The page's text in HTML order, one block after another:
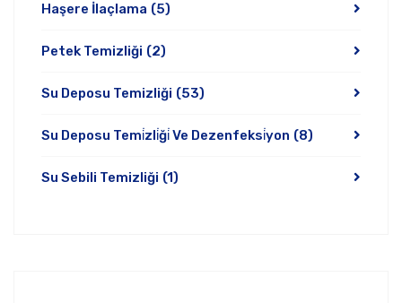
Haşere İlaçlama (5)
Petek Temizliği (2)
Su Deposu Temizliği (53)
Su Deposu Temi̇zli̇ği̇ Ve Dezenfeksi̇yon (8)
Su Sebili Temizliği (1)